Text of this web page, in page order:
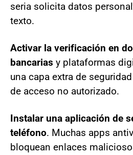
seria solicita datos
texto.
Activar la verificación en
bancarias y plataformas
una capa extra de
de acceso no autorizado.
Instalar una aplicación de
teléfono. Muchas apps
bloquean enlaces